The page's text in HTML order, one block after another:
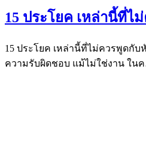
15 ประโยค เหล่านี้ที่ไ
15 ประโยค เหล่านี้ที่ไม่ควรพูดกับ
ความรับผิดชอบ แม้ไม่ใช่งาน ใน